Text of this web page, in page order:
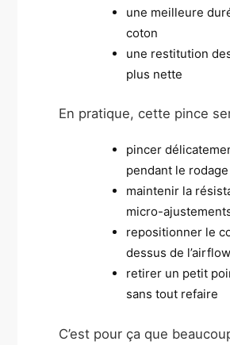
une meilleure
coton
une restitution
plus nette
En pratique, cette pince
pincer
pendant le rodage
maintenir la
micro-
repositionner le
dessus de l’airflow
retirer un petit
sans tout refaire
C’est pour ça que